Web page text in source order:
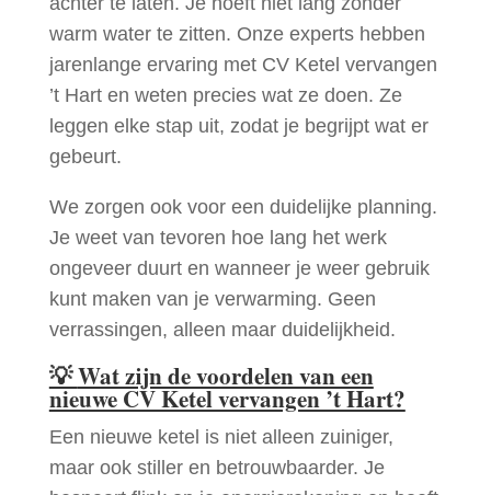
warm water te zitten. Onze experts hebben
jarenlange ervaring met CV Ketel vervangen
’t Hart en weten precies wat ze doen. Ze
leggen elke stap uit, zodat je begrijpt wat er
gebeurt.
We zorgen ook voor een duidelijke planning.
Je weet van tevoren hoe lang het werk
ongeveer duurt en wanneer je weer gebruik
kunt maken van je verwarming. Geen
verrassingen, alleen maar duidelijkheid.
💡Wat zijn de voordelen van een
nieuwe CV Ketel vervangen ’t Hart?
Een nieuwe ketel is niet alleen zuiniger,
maar ook stiller en betrouwbaarder. Je